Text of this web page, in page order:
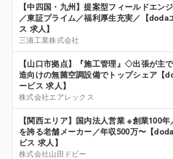
【中四国・九州】提案型フィールドエン
／東証プライム／福利厚生充実／【doda
ス 求人】
三浦工業株式会社
【山口市拠点】『施工管理』◇出張が主
造向けの無菌空調設備でトップシェア【
ービス 求人】
株式会社エアレックス
【関西エリア】国内法人営業 ※創業100
を誇る老舗メーカー／年収500万〜【
ビス 求人】
株式会社山田ドビー